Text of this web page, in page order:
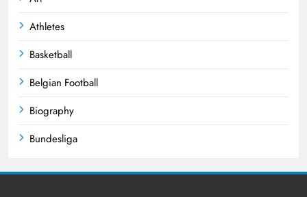
Athletes
Basketball
Belgian Football
Biography
Bundesliga